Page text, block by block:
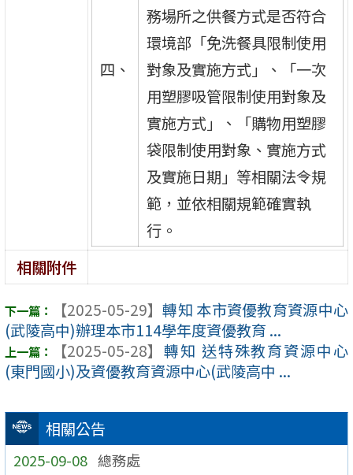
相關公告
2025-09-08 總務處
四、
務場所之供餐方式是否符合
環境部「免洗餐具限制使用
對象及實施方式」、「一次
用塑膠吸管限制使用對象及
實施方式」、「購物用塑膠
袋限制使用對象、實施方式
及實施日期」等相關法令規
範，並依相關規範確實執
行。
相關附件
【2025-05-29】 轉知 本市資優教育資源中心
(武陵高中)辦理本市114學年度資優教育 ...
【2025-05-28】 轉知 送特殊教育資源中心
(東門國小)及資優教育資源中心(武陵高中 ...